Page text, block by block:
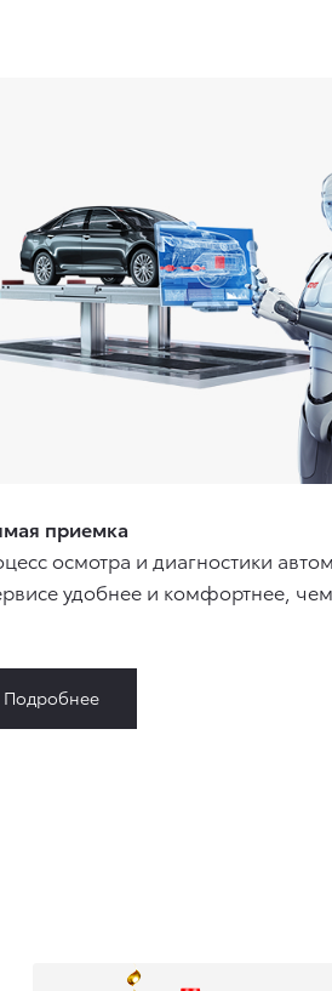
приемка
осмотра и диагностики
удобнее и комфортнее, чем
Подробнее